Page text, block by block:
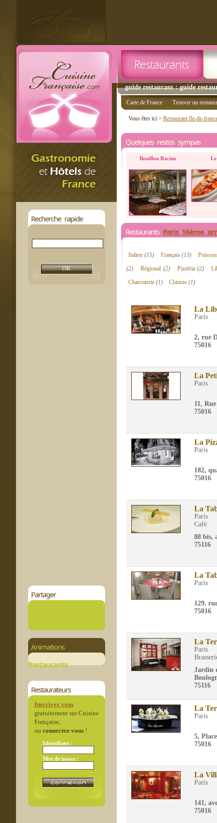
guide restaurant : guide
Recherche rapide
Partager
Animations
Restaurants
Restaurateurs
Inscrivez vous
gratuitement sur Cuisine
Française,
ou connectez-vous!
Identifiant :
Mot de passe :
Carte de France Trouver un
Vous êtes ici > Restaurant Ile-de-
Quelques restos sympas
Bouillon Racine
Restaurants Paris 16ème
Italien (15) Français(13)
(2)
Régional (2) Pizzéria(2)
Charcuterie (1) Chinois(1)
La
Paris
2, rue
75016
La
Paris
11,
75016
La
Paris
182,
75016
La
Paris
Café
88 bis,
75116
La
Paris
129,
75016
La
Paris
Jardin
75116
La
Paris
5,
75016
La
Paris
141,
75016